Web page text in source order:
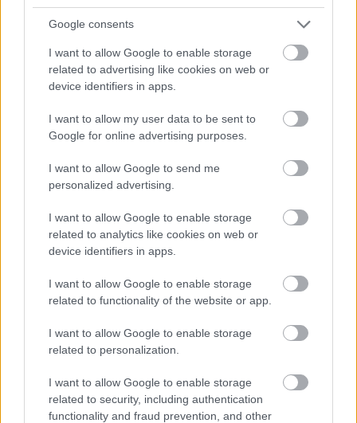
Google consents
I want to allow Google to enable storage
related to advertising like cookies on web or
device identifiers in apps.
I want to allow my user data to be sent to
Google for online advertising purposes.
I want to allow Google to send me
personalized advertising.
I want to allow Google to enable storage
related to analytics like cookies on web or
device identifiers in apps.
I want to allow Google to enable storage
related to functionality of the website or app.
I want to allow Google to enable storage
related to personalization.
I want to allow Google to enable storage
related to security, including authentication
functionality and fraud prevention, and other
stačil jeden prvok | Môjdom.sk
Dizajn je to nádherný, tá brezová preglejka a čisté línie vyzerajú super.
Re: Toto je najväčší mýtus pri ošetrení dreva a môže vás
vyjsť draho. Ako ho ochrániť pred hnitím a škodcami?
sa zbavilo zarodkov skodcov...
Najnovšie časopisy